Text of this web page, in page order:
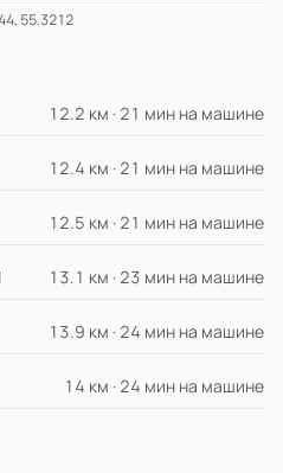
55.3212
12.2 км · 21 мин на машине
12.4 км · 21 мин на машине
12.5 км · 21 мин на машине
13.1 км · 23 мин на машине
13.9 км · 24 мин на машине
14 км · 24 мин на машине